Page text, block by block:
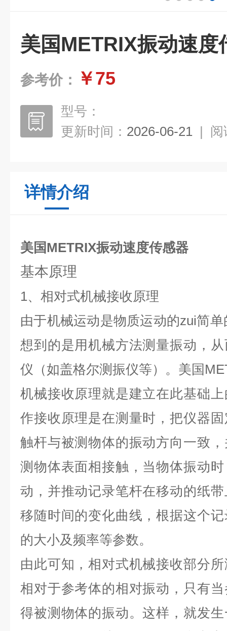
美国METRIX振动速度
参考价： ￥75
型号：
更新时间： 2026-06-21 | 阅
详情介绍
美国METRIX振动速度传感器
基本原理
1、相对式机械接收原理
由于机械运动是物质运动的zui简
想到的是用机械方法测量振动，
仪（如盖格尔测振仪等）。美国
机械接收原理就是建立在此基础
作接收原理是在测量时，把仪器
触杆与被测物体的振动方向一致
测物体表面相接触，当物体振动
动，并推动记录笔杆在移动的纸
移随时间的变化曲线，根据这个
的大小及频率等参数。
由此可知，相对式机械接收部分
相对于参考体的相对振动，只有
得被测物体的振动。这样，就发